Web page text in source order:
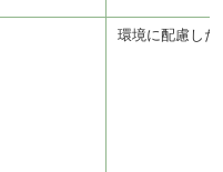
環境に配慮した